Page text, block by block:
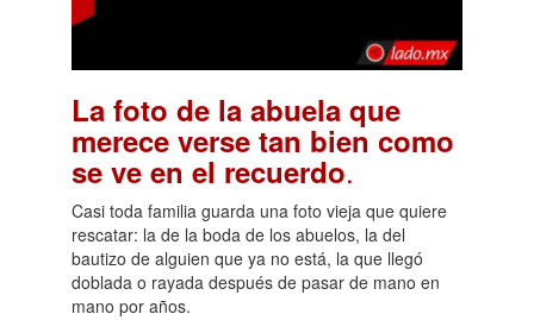
La foto de la abuela que
merece verse tan bien como
se ve en el recuerdo.
Casi toda familia guarda una foto vieja que quiere
rescatar: la de la boda de los abuelos, la del
bautizo de alguien que ya no está, la que llegó
doblada o rayada después de pasar de mano en
mano por años.